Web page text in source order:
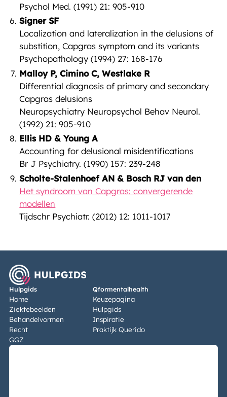
Psychol Med. (1991) 21: 905-910
Signer SF
Localization and lateralization in the delusions of
substition, Capgras symptom and its variants
Psychopathology (1994) 27: 168-176
Malloy P, Cimino C, Westlake R
Differential diagnosis of primary and secondary
Capgras delusions
Neuropsychiatry Neuropsychol Behav Neurol.
(1992) 21: 905-910
Ellis HD & Young A
Accounting for delusional misidentifications
Br J Psychiatry. (1990) 157: 239-248
Scholte-Stalenhoef AN & Bosch RJ van den
Het syndroom van Capgras: convergerende
modellen
Tijdschr Psychiatr. (2012) 12: 1011-1017
Hulpgids
Home
Ziektebeelden
Behandelvormen
Recht
GGZ
Qformentalhealth
Keuzepagina
Hulpgids
Inspiratie
Praktijk Querido